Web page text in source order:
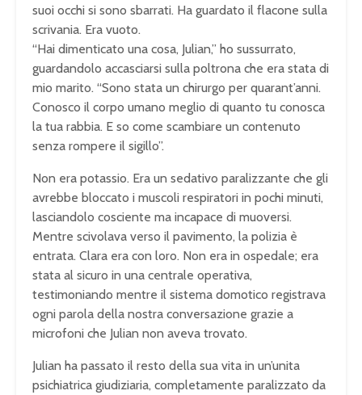
suoi occhi si sono sbarrati. Ha guardato il flacone sulla
scrivania. Era vuoto.
“Hai dimenticato una cosa, Julian,” ho sussurrato,
guardandolo accasciarsi sulla poltrona che era stata di
mio marito. “Sono stata un chirurgo per quarant’anni.
Conosco il corpo umano meglio di quanto tu conosca
la tua rabbia. E so come scambiare un contenuto
senza rompere il sigillo”.
Non era potassio. Era un sedativo paralizzante che gli
avrebbe bloccato i muscoli respiratori in pochi minuti,
lasciandolo cosciente ma incapace di muoversi.
Mentre scivolava verso il pavimento, la polizia è
entrata. Clara era con loro. Non era in ospedale; era
stata al sicuro in una centrale operativa,
testimoniando mentre il sistema domotico registrava
ogni parola della nostra conversazione grazie a
microfoni che Julian non aveva trovato.
Julian ha passato il resto della sua vita in un’unita
psichiatrica giudiziaria, completamente paralizzato da